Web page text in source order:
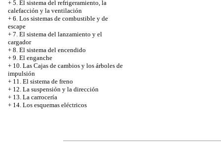
+ 5. El sistema del refrigeramiento, la
calefacción y la ventilación
+ 6. Los sistemas de combustible y de
escape
+ 7. El sistema del lanzamiento y el
cargador
+ 8. El sistema del encendido
+ 9. El enganche
+ 10. Las Cajas de cambios y los árboles de
impulsión
+ 11. El sistema de freno
+ 12. La suspensión y la dirección
+ 13. La carrocería
+ 14. Los esquemas eléctricos